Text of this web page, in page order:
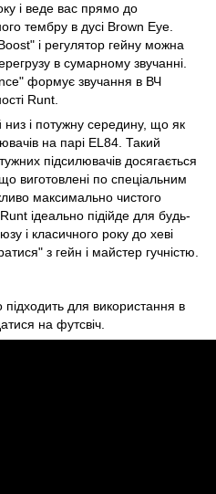
і веде вас прямо до
тембру в дусі Brown Eye.
і регулятор гейну можна
в сумарному звучанні.
формує звучання в ВЧ
Runt.
і потужну середину, що як
на парі EL84. Такий
підсилювачів досягається
виготовлені по спеціальним
максимально чистого
ідеально підійде для будь-
і класичного року до хеві
з гейн і майстер гучністю.
для використання в
на футсвіч.